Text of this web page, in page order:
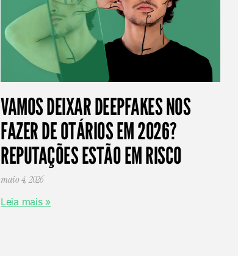
VAMOS DEIXAR DEEPFAKES NOS
FAZER DE OTÁRIOS EM 2026?
REPUTAÇÕES ESTÃO EM RISCO
maio 4, 2026
Leia mais »